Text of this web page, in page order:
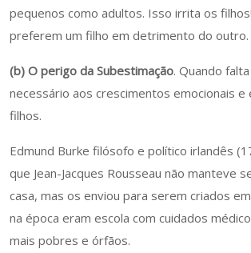
pequenos como adultos. Isso irrita os
preferem um filho em detrimento do outro.
(b) O perigo da Subestimação. Quando
necessário aos crescimentos emocionais e
filhos.
Edmund Burke filósofo e político irlandês
que Jean-Jacques Rousseau não manteve
casa, mas os enviou para serem criados
na época eram escola com cuidados
mais pobres e órfãos.